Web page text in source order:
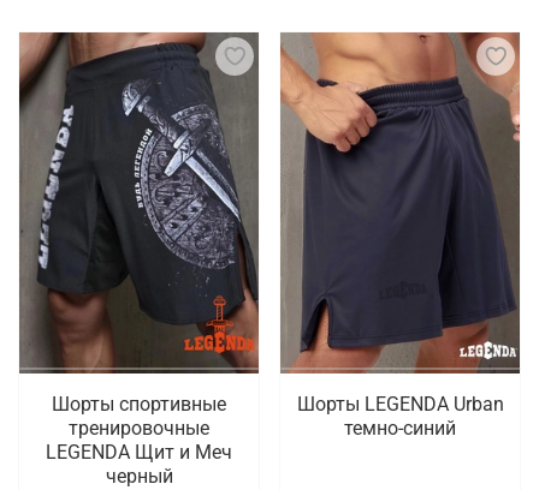
Шорты спортивные
тренировочные
LEGENDA Щит и Меч
черный
Шорты LEGENDA Urban
темно-синий